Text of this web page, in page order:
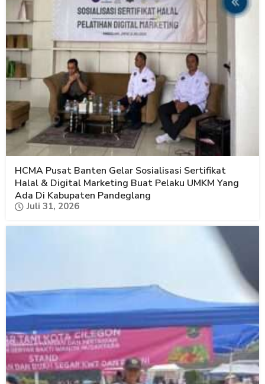
HCMA Pusat Banten Gelar Sosialisasi Sertifikat
Halal & Digital Marketing Buat Pelaku UMKM Yang
Ada Di Kabupaten Pandeglang
Juli 31, 2026